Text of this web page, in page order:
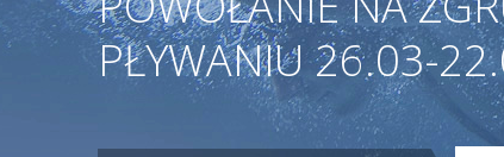
PŁYWANIU 26.03-